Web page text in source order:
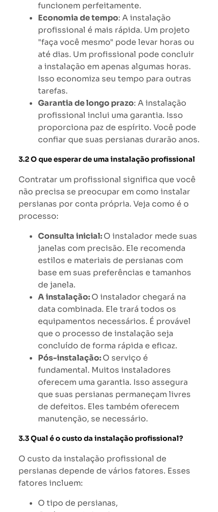
funcionem perfeitamente.
Economia de tempo: A instalação
profissional é mais rápida. Um projeto
"faça você mesmo" pode levar horas ou
até dias. Um profissional pode concluir
a instalação em apenas algumas horas.
Isso economiza seu tempo para outras
tarefas.
Garantia de longo prazo: A instalação
profissional inclui uma garantia. Isso
proporciona paz de espírito. Você pode
confiar que suas persianas durarão anos.
3.2 O que esperar de uma instalação profissional
Contratar um profissional significa que você
não precisa se preocupar em como instalar
persianas por conta própria. Veja como é o
processo:
Consulta inicial:O instalador mede suas
janelas com precisão. Ele recomenda
estilos e materiais de persianas com
base em suas preferências e tamanhos
de janela.
A instalação:O instalador chegará na
data combinada. Ele trará todos os
equipamentos necessários. É provável
que o processo de instalação seja
concluído de forma rápida e eficaz.
Pós-instalação:O serviço é
fundamental. Muitos instaladores
oferecem uma garantia. Isso assegura
que suas persianas permaneçam livres
de defeitos. Eles também oferecem
manutenção, se necessário.
3.3 Qual é o custo da instalação profissional?
O custo da instalação profissional de
persianas depende de vários fatores. Esses
fatores incluem:
O tipo de persianas,